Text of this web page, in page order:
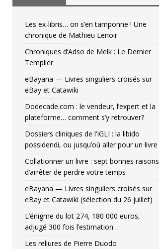
Les ex-libris… on s’en tamponne ! Une
chronique de Mathieu Lenoir
Chroniques d’Adso de Melk : Le Dernier
Templier
eBayana — Livres singuliers croisés sur
eBay et Catawiki
Dodecade.com : le vendeur, l’expert et la
plateforme… comment s’y retrouver?
Dossiers cliniques de l’IGLI : la libido
possidendi, ou jusqu’où aller pour un livre
Collationner un livre : sept bonnes raisons
d’arrêter de perdre votre temps
eBayana — Livres singuliers croisés sur
eBay et Catawiki (sélection du 26 juillet)
L’énigme du lot 274, 180 000 euros,
adjugé 300 fois l’estimation…
Les reliures de Pierre Duodo